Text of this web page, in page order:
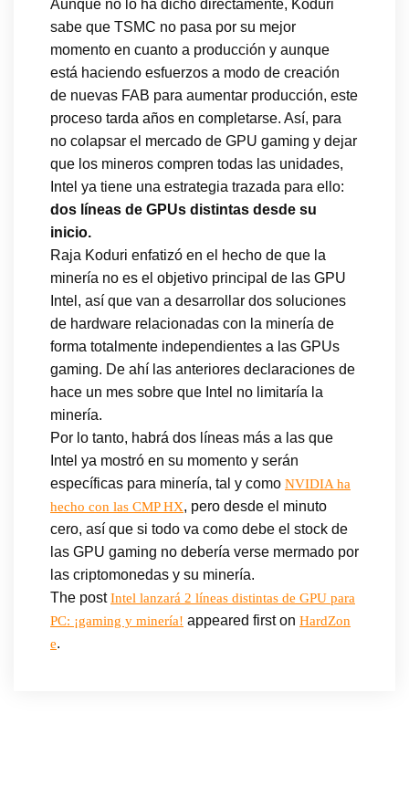
Aunque no lo ha dicho directamente, Koduri
sabe que TSMC no pasa por su mejor
momento en cuanto a producción y aunque
está haciendo esfuerzos a modo de creación
de nuevas FAB para aumentar producción, este
proceso tarda años en completarse. Así, para
no colapsar el mercado de GPU gaming y dejar
que los mineros compren todas las unidades,
Intel ya tiene una estrategia trazada para ello:
dos líneas de GPUs distintas desde su
inicio.
Raja Koduri enfatizó en el hecho de que la
minería no es el objetivo principal de las GPU
Intel, así que van a desarrollar dos soluciones
de hardware relacionadas con la minería de
forma totalmente independientes a las GPUs
gaming. De ahí las anteriores declaraciones de
hace un mes sobre que Intel no limitaría la
minería.
Por lo tanto, habrá dos líneas más a las que
Intel ya mostró en su momento y serán
específicas para minería, tal y como NVIDIA ha
hecho con las CMP HX, pero desde el minuto
cero, así que si todo va como debe el stock de
las GPU gaming no debería verse mermado por
las criptomonedas y su minería.
The postIntel lanzará 2 líneas distintas de GPU para
PC: ¡gaming y minería! appeared first on HardZon
e.